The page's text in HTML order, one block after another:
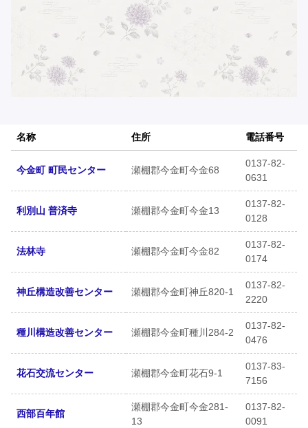
名称 住所 電話番号
今金町 町民センター 瀬棚郡今金町今金68
0137-82-
0631
利別山 普済寺 瀬棚郡今金町今金13
0137-82-
0128
法林寺 瀬棚郡今金町今金82
0137-82-
0174
神丘構造改善センター 瀬棚郡今金町神丘820-1
0137-82-
2220
種川構造改善センター 瀬棚郡今金町種川284-2
0137-82-
0476
花石交流センター 瀬棚郡今金町花石9-1
0137-83-
7156
西部百年館
瀬棚郡今金町今金281-
13
0137-82-
0091